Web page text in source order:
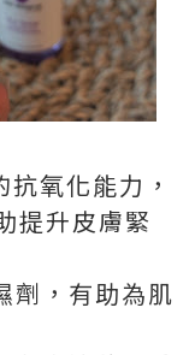
氧化能力，
提升皮膚緊
劑，有助為肌